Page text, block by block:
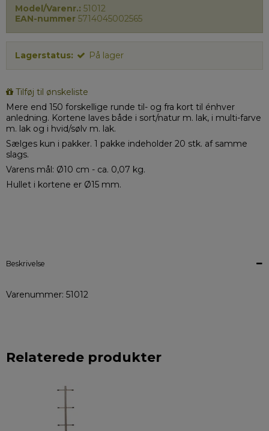
Model/Varenr.: 51012
EAN-nummer 5714045002565
Lagerstatus: På lager
Tilføj til ønskeliste
Mere end 150 forskellige runde til- og fra kort til énhver
anledning. Kortene laves både i sort/natur m. lak, i multi-farve
m. lak og i hvid/sølv m. lak.
Sælges kun i pakker. 1 pakke indeholder 20 stk. af samme
slags.
Varens mål: Ø10 cm - ca. 0,07 kg.
Hullet i kortene er Ø15 mm.
Beskrivelse
Varenummer: 51012
Relaterede produkter